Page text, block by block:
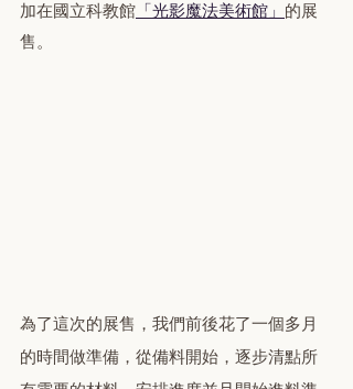
加在國立科教館 「光影魔法美術館」 的展
售。
為了這次的展售，我們前後花了一個多月
的時間做準備，從備料開始，逐步清點所